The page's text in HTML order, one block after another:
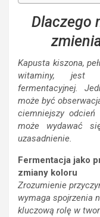
Dlaczego
Kapusta kiszona,
witaminy, jest
fermentacyjnej.
może być
ciemniejszy
może wydawać
uzasadnienie.
Fermentacja jako
zmiany koloru
Zrozumienie
wymaga spojrzenia
kluczową rolę w